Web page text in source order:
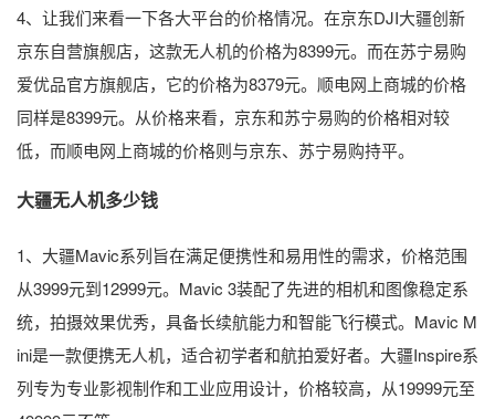
4、让我们来看一下各大平台的价格情况。在京东DJI大疆创新
京东自营旗舰店，这款无人机的价格为8399元。而在苏宁易购
爱优品官方旗舰店，它的价格为8379元。顺电网上商城的价格
同样是8399元。从价格来看，京东和苏宁易购的价格相对较
低，而顺电网上商城的价格则与京东、苏宁易购持平。
大疆无人机多少钱
1、大疆Mavic系列旨在满足便携性和易用性的需求，价格范围
从3999元到12999元。Mavic 3装配了先进的相机和图像稳定系
统，拍摄效果优秀，具备长续航能力和智能飞行模式。Mavic M
ini是一款便携无人机，适合初学者和航拍爱好者。大疆Inspire系
列专为专业影视制作和工业应用设计，价格较高，从19999元至